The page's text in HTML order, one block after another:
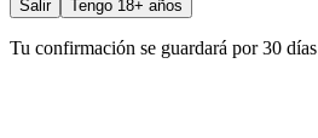
Salir Tengo 18+ años
Tu confirmación se guardará por 30 días